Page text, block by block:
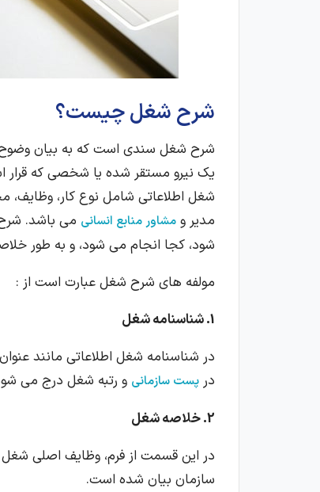
شرح شغل چیست؟
شرح شغل سندی است که به بیان وضوح
یک نیرو مستقر شده یا شخصی که قرار
شغل اطلاعاتی شامل نوع کار،
مدیر و مشاور منابع انسانی می باشد.
شود، کجا انجام می شود، و به طور
مولفه های شرح شغل عبارت است از :
1. شناسنامه شغل
در شناسنامه شغل اطلاعاتی مانند
در پست سازمانی و رتبه شغل درج می
2. خلاصه شغل
در این قسمت از فرم، وظایف اصلی
سازمان بیان شده است.